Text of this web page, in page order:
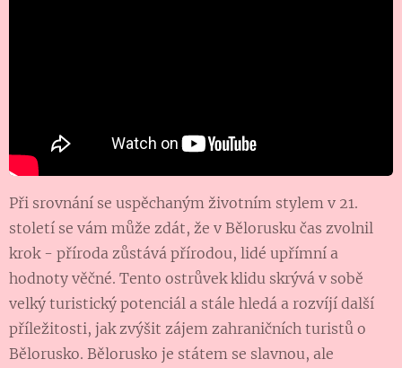
Při srovnání se uspěchaným životním stylem v 21.
století se vám může zdát, že v Bělorusku čas zvolnil
krok - příroda zůstává přírodou, lidé upřímní a
hodnoty věčné. Tento ostrůvek klidu skrývá v sobě
velký turistický potenciál a stále hledá a rozvíjí další
příležitosti, jak zvýšit zájem zahraničních turistů o
Bělorusko. Bělorusko je státem se slavnou, ale